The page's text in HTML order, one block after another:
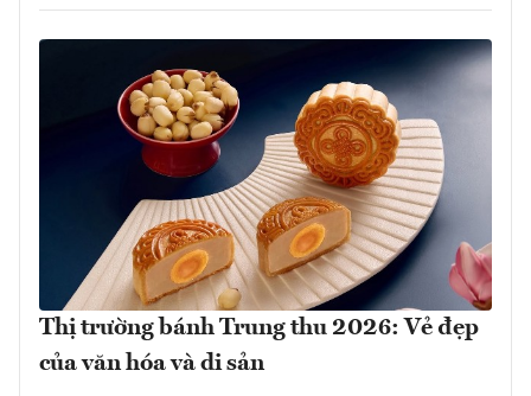
Thị trường bánh Trung thu 2026: Vẻ đẹp
của văn hóa và di sản